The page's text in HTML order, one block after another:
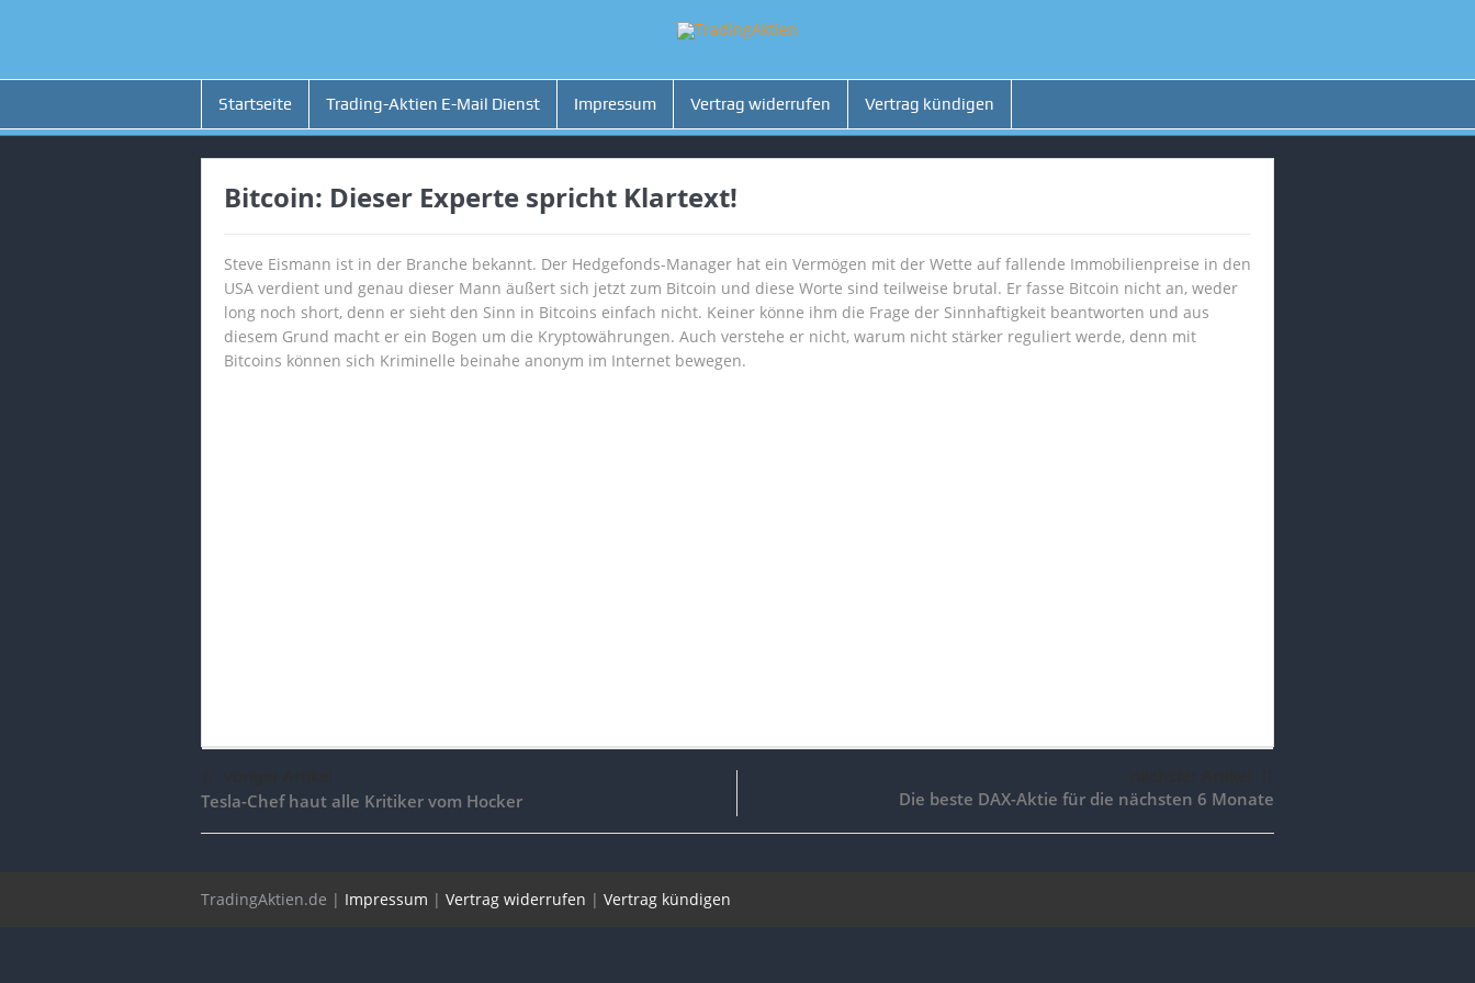
Startseite Trading-Aktien E-Mail Dienst Impressum Vertrag widerrufen Vertrag kündigen
Bitcoin: Dieser Experte spricht Klartext!
Steve Eismann ist in der Branche bekannt. Der Hedgefonds-Manager hat ein Vermögen mit der Wette auf fallende Immobilienpreise in den
USA verdient und genau dieser Mann äußert sich jetzt zum Bitcoin und diese Worte sind teilweise brutal. Er fasse Bitcoin nicht an, weder
long noch short, denn er sieht den Sinn in Bitcoins einfach nicht. Keiner könne ihm die Frage der Sinnhaftigkeit beantworten und aus
diesem Grund macht er ein Bogen um die Kryptowährungen. Auch verstehe er nicht, warum nicht stärker reguliert werde, denn mit
Bitcoins können sich Kriminelle beinahe anonym im Internet bewegen.
Tesla-Chef haut alle Kritiker vom Hocker Die beste DAX-Aktie für die nächsten 6 Monate
TradingAktien.de | Impressum | Vertrag widerrufen | Vertrag kündigen